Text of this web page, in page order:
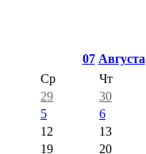
07 Августа
Ср Чт
29 30
5 6
12 13
19 20